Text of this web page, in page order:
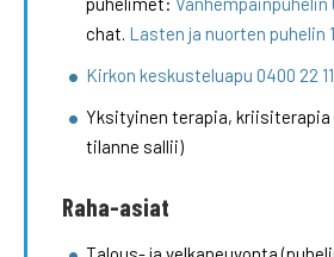
chat. Lasten ja nuorten puhelin
Kirkon keskusteluapu 0400 22
Yksityinen terapia, kriisiterapia
tilanne sallii)
Raha-asiat